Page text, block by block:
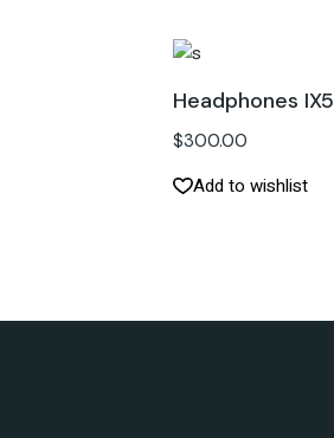
Headphones IX5
$300.00
Add to wishlist